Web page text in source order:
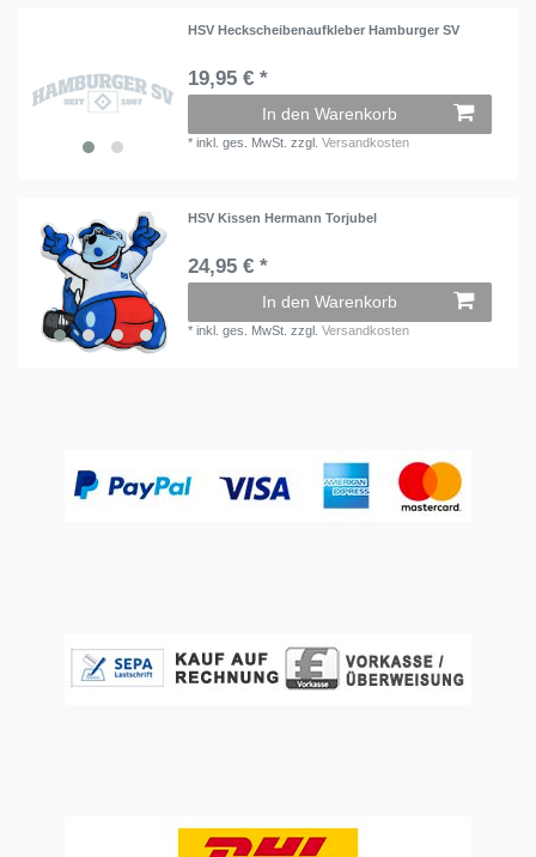
HSV Heckscheibenaufkleber Hamburger SV
19,95 € *
In den Warenkorb
*inkl. ges. MwSt. zzgl.Versandkosten
HSV Kissen Hermann Torjubel
24,95 € *
In den Warenkorb
*inkl. ges. MwSt. zzgl.Versandkosten